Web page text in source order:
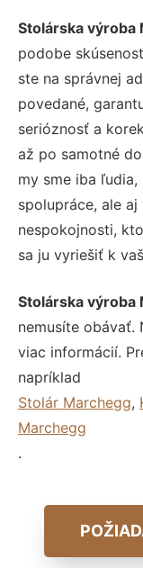
Stolárska výroba
podobe
ste na správnej
povedané,
serióznosť a
až po samotné
my sme iba
spolupráce, ale
nespokojnosti,
sa ju vyriešiť k
Stolárska výroba
nemusíte obávať.
viac informácií.
napríklad
Stolár Marchegg,
Marchegg
.